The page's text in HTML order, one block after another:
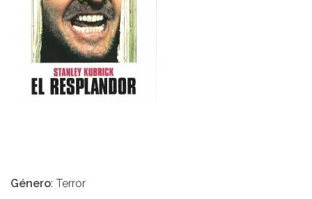
Género: Terror